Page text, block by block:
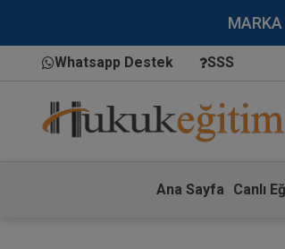
Whatsapp Destek SSS
Ana Sayfa Canlı